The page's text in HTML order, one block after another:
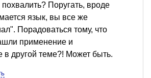
похвалить? Поругать, вроде
язык, вы все же
Порадоваться тому, что
применение и
в другой теме?! Может быть.